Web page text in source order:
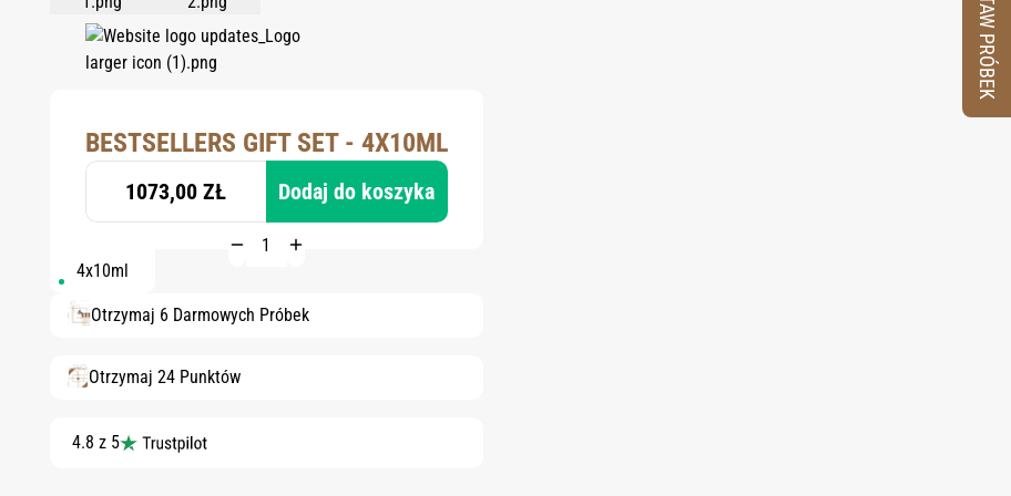
BESTSELLERS GIFT SET - 4X10ML
1073,00 ZŁ Dodaj do koszyka
4x10ml
Otrzymaj 6 Darmowych Próbek
Otrzymaj 24 Punktów
4.8 z 5
ZESTAW PRÓBEK